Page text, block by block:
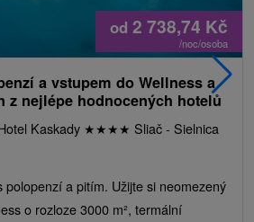
od 2 738,74 Kč
/noc/osoba
a vstupem do Wellness a
z nejlépe hodnocených hotelů
Kaskady ★★★★ Sliač - Sielnica
a pitím. Užijte si neomezený
o rozloze 3000 m², termální